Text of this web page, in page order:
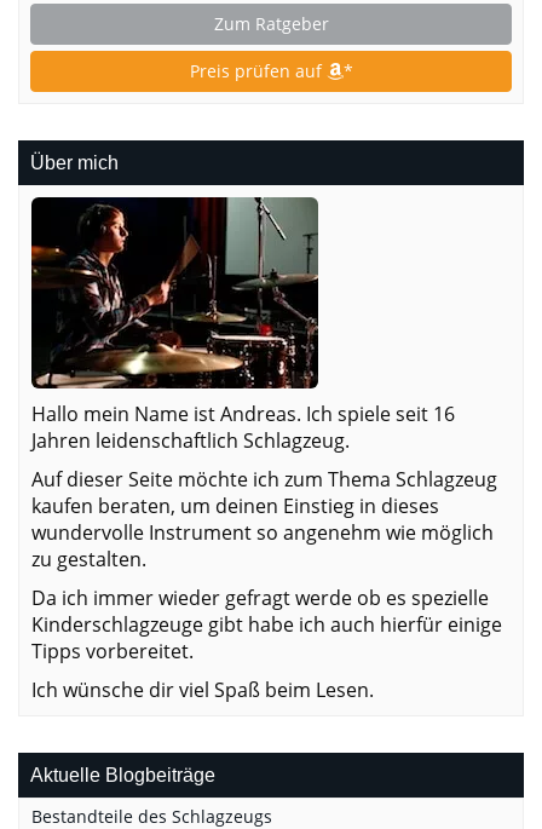
Zum Ratgeber
Preis prüfen auf *
Über mich
Hallo mein Name ist Andreas. Ich spiele seit 16
Jahren leidenschaftlich Schlagzeug.
Auf dieser Seite möchte ich zum Thema Schlagzeug
kaufen beraten, um deinen Einstieg in dieses
wundervolle Instrument so angenehm wie möglich
zu gestalten.
Da ich immer wieder gefragt werde ob es spezielle
Kinderschlagzeuge gibt habe ich auch hierfür einige
Tipps vorbereitet.
Ich wünsche dir viel Spaß beim Lesen.
Aktuelle Blogbeiträge
Bestandteile des Schlagzeugs